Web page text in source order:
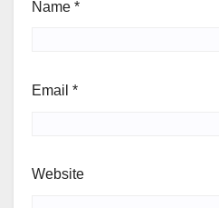
Name *
Email *
Website